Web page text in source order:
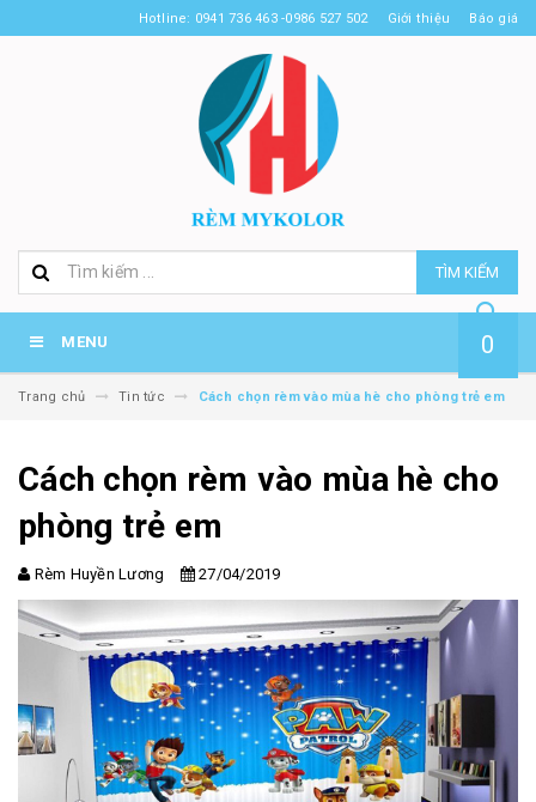
Hotline: 0941 736 463 -0986 527 502 Giới thiệu Báo giá
TÌM KIẾM
MENU 0
Trang chủ Tin tức Cách chọn rèm vào mùa hè cho phòng trẻ em
Cách chọn rèm vào mùa hè cho
phòng trẻ em
Rèm Huyền Lương 27/04/2019